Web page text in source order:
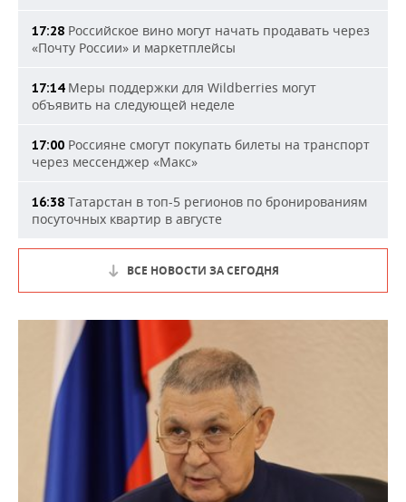
17:28 Российское вино могут начать продавать через
«Почту России» и маркетплейсы
17:14Меры поддержки для Wildberries могут
объявить на следующей неделе
17:00 Россияне смогут покупать билеты на транспорт
через мессенджер «Макс»
16:38 Татарстан в топ-5 регионов по бронированиям
посуточных квартир в августе
ВСЕ НОВОСТИ ЗА СЕГОДНЯ